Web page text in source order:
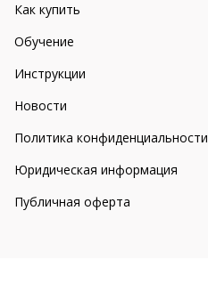
Как купить
Обучение
Инструкции
Новости
Политика конфиденциальности
Юридическая информация
Публичная оферта